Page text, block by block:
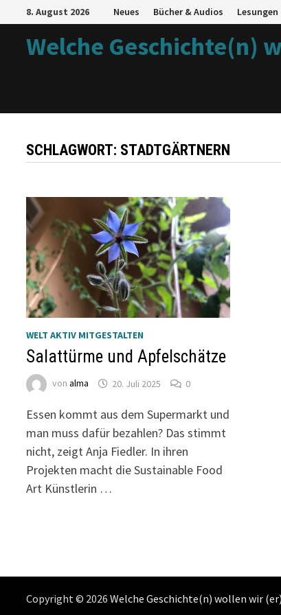
Inhalt
springen
8. August 2026 Neues Bücher & Audios Lesungen
Welche Geschichte(n)
SCHLAGWORT: STADTGÄRTNERN
WELT AKTIV MITGESTALTEN
Salattürme und Apfelschätze
vonalma 20. Juli 2025 0
Essen kommt aus dem Supermarkt und
man muss dafür bezahlen? Das stimmt
nicht, zeigt Anja Fiedler. In ihren
Projekten macht die Sustainable Food
Art Künstlerin …
Copyright © 2026Welche Geschichte(n) wollen wir